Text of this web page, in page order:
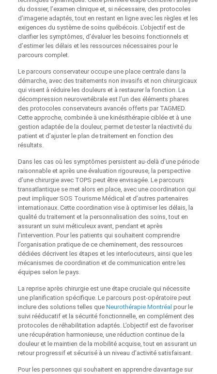
du dossier, l’examen clinique et, si nécessaire, des protocoles
d’imagerie adaptés, tout en restant en ligne avec les règles et les
exigences du système de soins québécois. L’objectif est de
clarifier les symptômes, d’évaluer les besoins fonctionnels et
d’estimer les délais et les ressources nécessaires pour le
parcours complet.
Le parcours conservateur occupe une place centrale dans la
démarche, avec des traitements non invasifs et non chirurgicaux
qui visent à réduire les douleurs et à restaurer la fonction. La
décompression neurovertébrale est l’un des éléments phares
des protocoles conservateurs avancés offerts par TAGMED.
Cette approche, combinée à une kinésithérapie ciblée et à une
gestion adaptée de la douleur, permet de tester la réactivité du
patient et d’ajuster le plan de traitement en fonction des
résultats.
Dans les cas où les symptômes persistent au-delà d’une période
raisonnable et après une évaluation rigoureuse, la perspective
d’une chirurgie avec TOPS peut être envisagée. Le parcours
transatlantique se met alors en place, avec une coordination qui
peut impliquer SOS Tourisme Médical et d’autres partenaires
internationaux. Cette coordination vise à optimiser les délais, la
qualité du traitement et la personnalisation des soins, tout en
assurant un suivi méticuleux avant, pendant et après
l’intervention. Pour les patients qui souhaitent comprendre
l’organisation pratique de ce cheminement, des ressources
dédiées décrivent les étapes et les interlocuteurs, ainsi que les
mécanismes de coordination et de communication entre les
équipes selon le pays.
La reprise après chirurgie est une étape cruciale qui nécessite
une planification spécifique. Le parcours post-opératoire peut
inclure des solutions telles que Neurothérapie Montréal pour le
suivi rééducatif et la sécurité fonctionnelle, en complément des
protocoles de réhabilitation adaptés. L’objectif est de favoriser
une récupération harmonieuse, une réduction continue de la
douleur et le maintien de la mobilité acquise, tout en assurant un
retour progressif et sécurisé à un niveau d’activité satisfaisant.
Pour les personnes qui souhaitent en apprendre davantage sur